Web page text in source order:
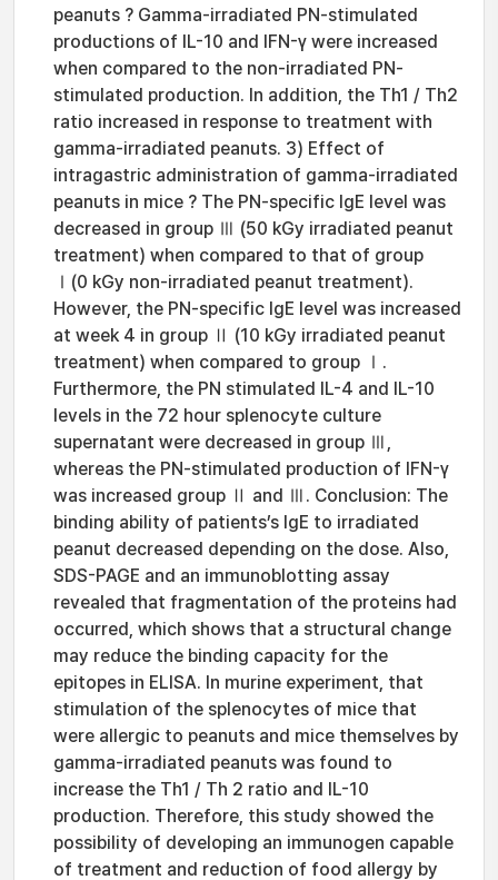
peanuts ? Gamma-irradiated PN-stimulated
productions of IL-10 and IFN-γ were increased
when compared to the non-irradiated PN-
stimulated production. In addition, the Th1 / Th2
ratio increased in response to treatment with
gamma-irradiated peanuts. 3) Effect of
intragastric administration of gamma-irradiated
peanuts in mice ? The PN-specific IgE level was
decreased in group Ⅲ (50 kGy irradiated peanut
treatment) when compared to that of group
Ⅰ(0 kGy non-irradiated peanut treatment).
However, the PN-specific IgE level was increased
at week 4 in group Ⅱ (10 kGy irradiated peanut
treatment) when compared to group Ⅰ.
Furthermore, the PN stimulated IL-4 and IL-10
levels in the 72 hour splenocyte culture
supernatant were decreased in group Ⅲ,
whereas the PN-stimulated production of IFN-γ
was increased group Ⅱ and Ⅲ. Conclusion: The
binding ability of patients’s IgE to irradiated
peanut decreased depending on the dose. Also,
SDS-PAGE and an immunoblotting assay
revealed that fragmentation of the proteins had
occurred, which shows that a structural change
may reduce the binding capacity for the
epitopes in ELISA. In murine experiment, that
stimulation of the splenocytes of mice that
were allergic to peanuts and mice themselves by
gamma-irradiated peanuts was found to
increase the Th1 / Th 2 ratio and IL-10
production. Therefore, this study showed the
possibility of developing an immunogen capable
of treatment and reduction of food allergy by